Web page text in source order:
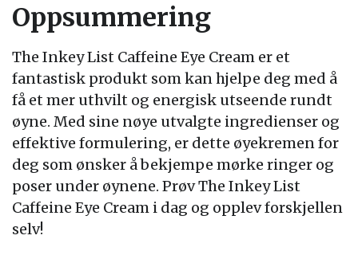
Oppsummering
The Inkey List Caffeine Eye Cream er et
fantastisk produkt som kan hjelpe deg med å
få et mer uthvilt og energisk utseende rundt
øyne. Med sine nøye utvalgte ingredienser og
effektive formulering, er dette øyekremen for
deg som ønsker å bekjempe mørke ringer og
poser under øynene. Prøv The Inkey List
Caffeine Eye Cream i dag og opplev forskjellen
selv!